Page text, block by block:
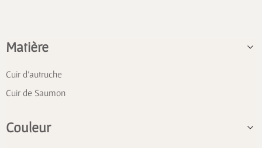
Matière
Cuir d'autruche
Cuir de Saumon
Couleur